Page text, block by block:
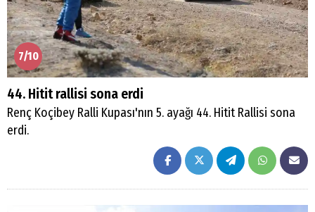
7/10
44. Hitit rallisi sona erdi
Renç Koçibey Ralli Kupası'nın 5. ayağı 44. Hitit Rallisi sona
erdi.